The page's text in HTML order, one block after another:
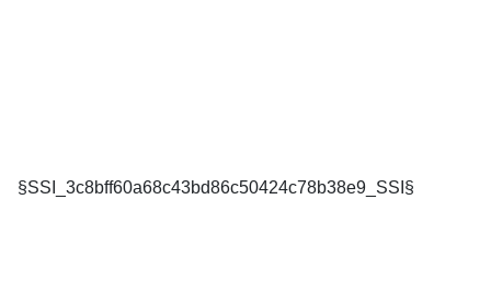
§SSI_3c8bff60a68c43bd86c50424c78b38e9_SSI§